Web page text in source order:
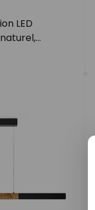
LED